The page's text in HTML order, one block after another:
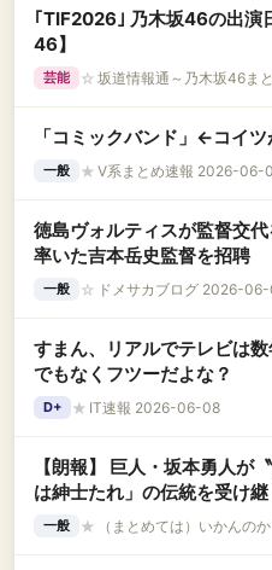
｢TIF2026｣ 乃木坂46の出演
46】
芸能 ☆ 坂道情報通～乃木坂46ま
「コミックバンド」←コイ
一般 ★ V系まとめ速報 2026-06-
徳島ヴォルティスが監督交
率いた吉本岳史監督を招聘
一般 ☆ ドメサカブログ 2026-
すまん、リアルでテレビは
でもなくフツーだよな？
D+ ★ IT速報 2026-06-08
【朗報】 巨人・坂本勇人が
は紳士たれ」の伝統を受け継
一般 ★ （まとめては）いかんの